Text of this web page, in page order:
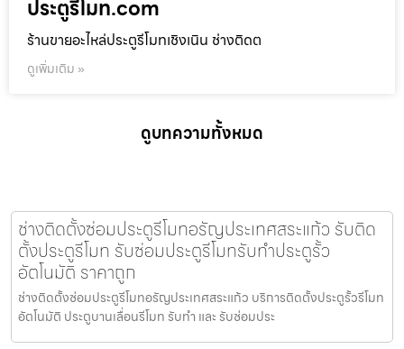
ประตูรีโมท.com
ร้านขายอะไหล่ประตูรีโมทเชิงเนิน ช่างติดต
ดูเพิ่มเติม »
ดูบทความทั้งหมด
ช่างติดตั้งซ่อมประตูรีโมทอรัญประเทศสระแก้ว รับติด
ตั้งประตูรีโมท รับซ่อมประตูรีโมทรับทำประตูรั้ว
อัตโนมัติ ราคาถูก
ช่างติดตั้งซ่อมประตูรีโมทอรัญประเทศสระแก้ว บริการติดตั้งประตูรั้วรีโมท
อัตโนมัติ ประตูบานเลื่อนรีโมท รับทำ และ รับซ่อมประ